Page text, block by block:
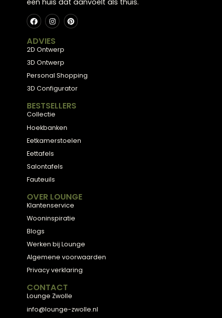
Plan een stijlconsult
Meubels met karakter, gemaakt van eerlijke
materialen en met de hand afgewerkt — voor
een huis dat aanvoelt als thuis.
ADVIES
2D Ontwerp